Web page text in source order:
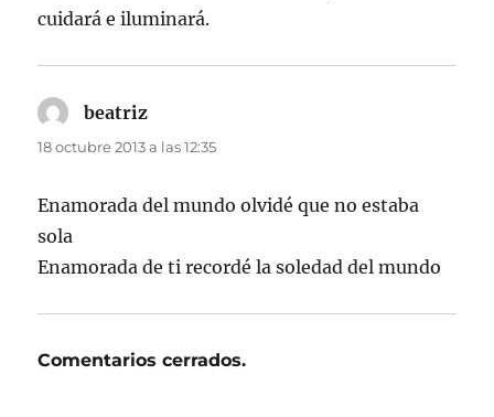
cuidará e iluminará.
beatriz
18 octubre 2013 a las 12:35
Enamorada del mundo olvidé que no estaba
sola
Enamorada de ti recordé la soledad del mundo
Comentarios cerrados.